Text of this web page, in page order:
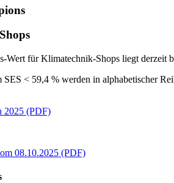
Wert für Klimatechnik-Shops liegt derzeit
SES < 59,4 % werden in alphabetischer
2025 (PDF)
08.10.2025 (PDF)